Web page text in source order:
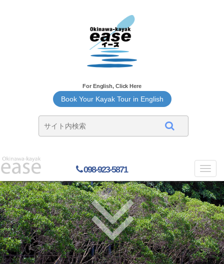
For English, Click Here
Book Your Kayak Tour in English
098-923-5871